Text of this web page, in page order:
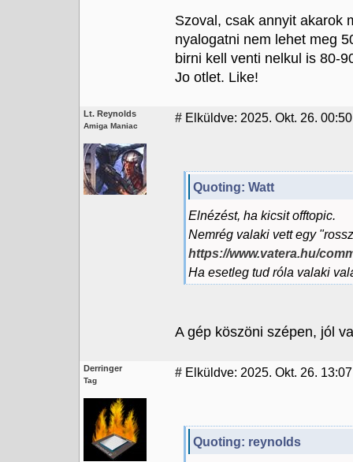
Szoval, csak annyit akarok
nyalogatni nem lehet meg
birni kell venti nelkul is 80-
Jo otlet. Like!
Lt. Reynolds
Amiga Maniac
# Elküldve: 2025. Okt. 26. 00:50
Quoting: Watt
Elnézést, ha kicsit offtopic.
Nemrég valaki vett egy
https://www.vatera.hu/
Ha esetleg tud róla valaki
A gép köszöni szépen, jól
Derringer
Tag
# Elküldve: 2025. Okt. 26. 13:07
Quoting: reynolds